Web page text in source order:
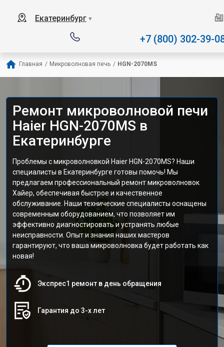
Екатеринбург ▼
+7 (800) 302-39-
Главная / Микроволновая печь / HGN-2070MS
Ремонт микроволновой печи
Haier HGN-2070MS в
Екатеринбурге
Проблемы с микроволновкой Haier HGN-2070MS? Наши
специалисты в Екатеринбурге готовы помочь! Мы
предлагаем профессиональный ремонт микроволновок
Хайер, обеспечивая быстрое и качественное
обслуживание. Наши технические специалисты оснащены
современным оборудованием, что позволяет им
эффективно диагностировать и устранять любые
неисправности. Опыт и знания наших мастеров
гарантируют, что ваша микроволновка будет работать как
новая!
Экспрес1 ремонт в день обращения
Гарантия до 3-х лет